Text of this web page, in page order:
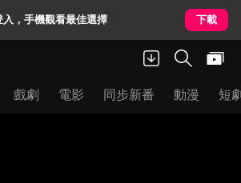
，手機觀看最佳選擇 下載
戲劇 電影 同步新番 動漫 短